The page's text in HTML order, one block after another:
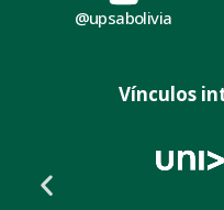
@upsabolivia
Vínculos